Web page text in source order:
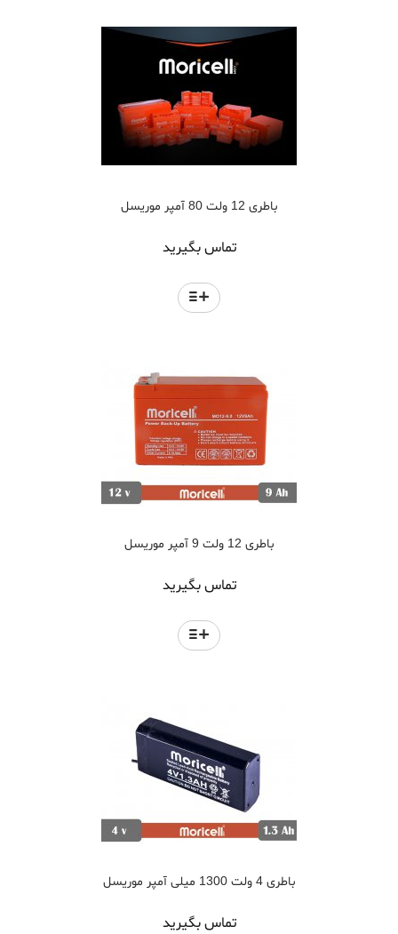
باطری 12 ولت 80 آمپر موریسل
تماس بگیرید
باطری 12 ولت 9 آمپر موریسل
تماس بگیرید
باطری 4 ولت 1300 میلی آمپر موریسل
تماس بگیرید